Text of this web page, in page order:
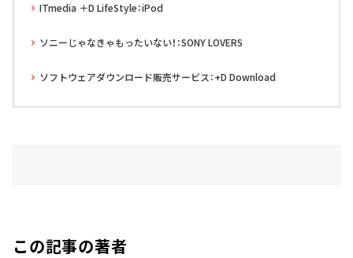
ITmedia ＋D LifeStyle：iPod
ソニーじゃなきゃもったいない！：SONY LOVERS
ソフトウェアダウンロード販売サービス：+D Download
この記事の著者